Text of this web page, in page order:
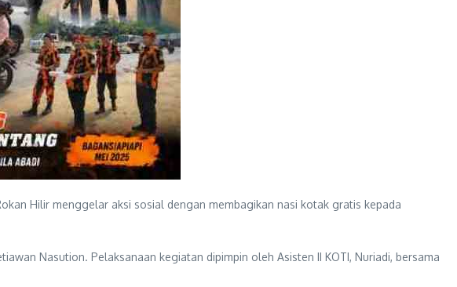
Hilir menggelar aksi sosial dengan membagikan nasi kotak gratis kepada
Nasution. Pelaksanaan kegiatan dipimpin oleh Asisten II KOTI, Nuriadi, bersama